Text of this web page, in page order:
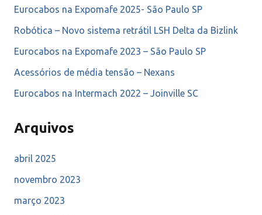
Eurocabos na Expomafe 2025- São Paulo SP
Robótica – Novo sistema retrátil LSH Delta da Bizlink
Eurocabos na Expomafe 2023 – São Paulo SP
Acessórios de média tensão – Nexans
Eurocabos na Intermach 2022 – Joinville SC
Arquivos
abril 2025
novembro 2023
março 2023